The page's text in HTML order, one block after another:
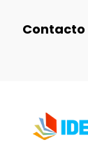
Contacto